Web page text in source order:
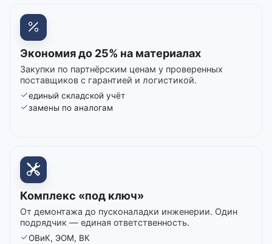
Экономия до 25% на материалах
Закупки по партнёрским ценам у проверенных
поставщиков с гарантией и логистикой.
единый складской учёт
замены по аналогам
Комплекс «под ключ»
От демонтажа до пусконаладки инженерии. Один
подрядчик — единая ответственность.
ОВиК, ЭОМ, ВК